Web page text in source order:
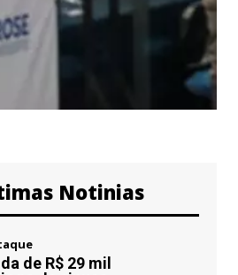
Notinias
de R$ 29 mil